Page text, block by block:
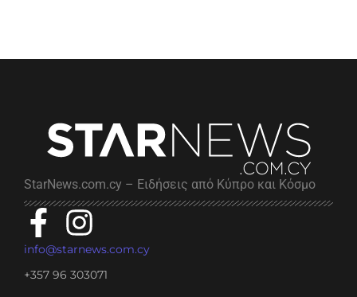
StarNews.com.cy – Ειδήσεις από Κύπρο και Κόσμο
info@starnews.com.cy
+357 96 303071